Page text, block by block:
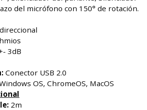
del micrófono con 150° de rotación.
3dB
Conector USB 2.0
OS, ChromeOS, MacOS
2m